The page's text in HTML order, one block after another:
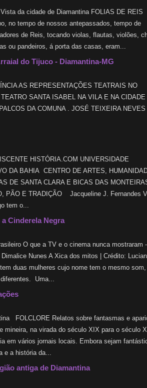
da cidade de Diamantina FOLIAS DE REIS
no tempo de nossos antepassados, tempo de
de Reis, tocando violas, flautas, violões,
ou pandeiros, á porta das casas, eram...
do Tijuco - Diamantina-MG
AS REPRESENTAÇÕES TEATRAIS NO
SANTA ISABEL NA VILA E NA CIDADE
DA COMUNA . JOSÉ TEIXEIRA
HISTÓRIA.COM UNIVERSIDADE
DA BAHIA CENTRO DE ARTES,
DE SANTA CLARA E BICAS DAS
PÃO E TRADIÇÃO Jacqueline J. Fernandes
tem o...
Cinderela Negra
O que a TV e o cinema nunca mostraram
Nunes A Xica dos mitos | Crédito:
duas mulheres cujo nome tem o mesmo som,
Uma...
FOLCLORE Relatos sobre fantasmas e
mineira, na virada do século XIX para o século
em vários jornais locais. Embora sejam
e a história da...
antiga de Diamantina